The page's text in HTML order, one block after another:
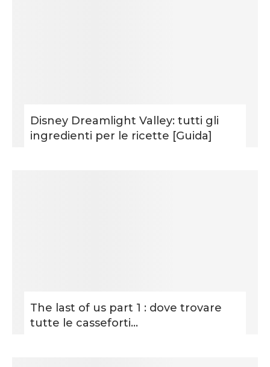
Disney Dreamlight Valley: tutti gli
ingredienti per le ricette [Guida]
The last of us part 1 : dove trovare
tutte le casseforti...